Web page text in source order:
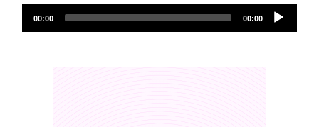
Audio
Player
00:00
00:00